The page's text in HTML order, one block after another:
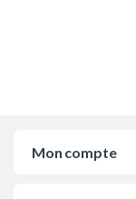
Mon compte